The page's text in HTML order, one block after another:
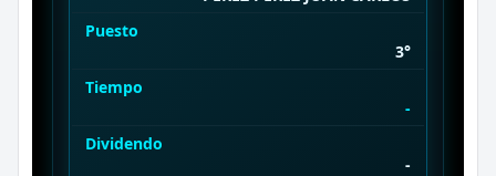
Puesto
3°
Tiempo
-
Dividendo
-